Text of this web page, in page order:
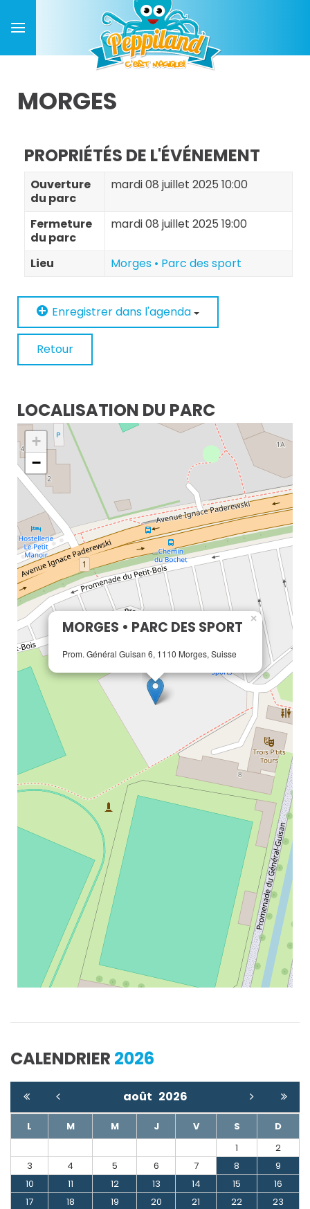
MORGES
PROPRIÉTÉS DE L'ÉVÉNEMENT
Ouverture
du parc
mardi 08 juillet 2025 10:00
Fermeture
du parc
mardi 08 juillet 2025 19:00
Lieu Morges • Parc des sport
Enregistrer dans l'agenda
Retour
LOCALISATION DU PARC
MORGES • PARC DES SPORT
Prom. Général Guisan 6, 1110 Morges, Suisse
×
+
−
CALENDRIER 2026
août 2026
L M M J V S
D
1
2
3
4 5 6 7 8
9
10
11 12 13 14 15
16
17
18 19 20 21 22
23